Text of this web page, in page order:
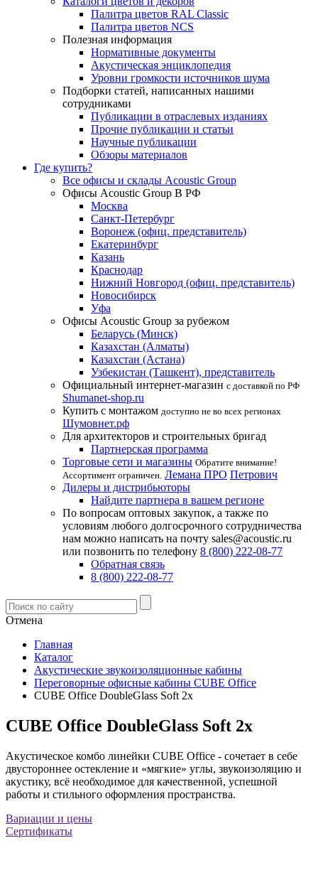
Палитра цветов RAL Сlassic
Палитра цветов NCS
Полезная информация
Нормативные документы
Акустическая энциклопедия
Уровни громкости источников шума
Подборки статей, написанных нашими
сотрудниками
Публикации в отраслевых изданиях
Прочие публикации и статьи
Научные публикации
Обзоры материалов
Где купить?
Все офисы и склады Acoustic Group
Офисы Acoustic Group В РФ
Москва
Санкт-Петербург
Воронеж (офиц. представитель)
Екатеринбург
Казань
Краснодар
Нижний Новгород (офиц. представитель)
Новосибирск
Уфа
Офисы Acoustic Group за рубежом
Беларусь (Минск)
Казахстан (Алматы)
Казахстан (Астана)
Узбекистан (Ташкент), представитель
Официальный интернет-магазин с доставкой по РФ
Shumanet-shop.ru
Купить с монтажом доступно не во всех регионах
Шумовнет.рф
Для архитекторов и строительных бригад
Партнерская программа
Торговые сети и магазины Обратите внимание!
Ассортимент ограничен. Лемана ПРО Петрович
Дилеры и дистрибьюторы
Найдите партнера в вашем регионе
По вопросам оптовых закупок, а также по
условиям любого долгосрочного сотрудничества
нам можно написать на почту sales@acoustic.ru
или позвонить по телефону 8 (800) 222-08-77
Обратная связь
8 (800) 222-08-77
Отмена
Главная
Каталог
Акустические звукоизоляционные кабины
Переговорные офисные кабины CUBE Office
CUBE Office DoubleGlass Soft 2x
CUBE Office DoubleGlass Soft 2x
Акустическое комбо линейки CUBE Office - сочетает в себе
двустороннее остекление и «мягкие» углы, звукоизоляцию и
акустику, всё необходимое для качественной, успешной
работы и стильного оформления пространства.
Вариации и цены
Сертификаты